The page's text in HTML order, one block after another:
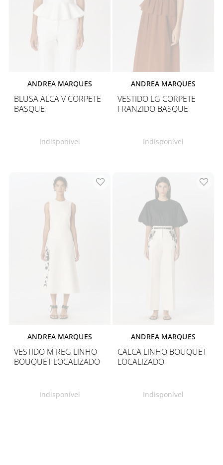
ANDREA MARQUES
BLUSA ALCA V CORPETE
BASQUE
Indisponível
ANDREA MARQUES
VESTIDO LG CORPETE
FRANZIDO BASQUE
Indisponível
ANDREA MARQUES
VESTIDO M REG LINHO
BOUQUET LOCALIZADO
Indisponível
ANDREA MARQUES
CALCA LINHO BOUQUET
LOCALIZADO
Indisponível